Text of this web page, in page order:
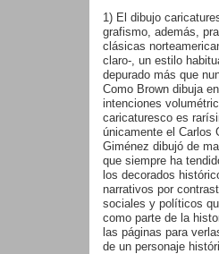
1) El dibujo
grafismo, además,
clásicas
claro-, un estilo
depurado más que
Como Brown dibuja
intenciones
caricaturesco es
únicamente el Carlos
Giménez dibujó de
que siempre ha
los decorados
narrativos por
sociales y políticos
como parte de la
las páginas para
de un personaje